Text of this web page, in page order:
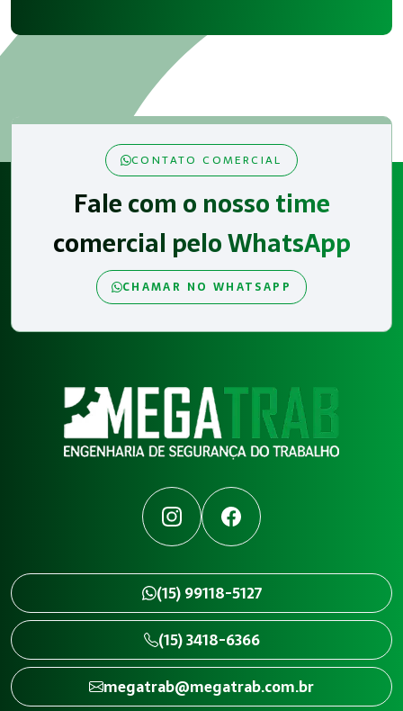
CONTATO COMERCIAL
Fale com o nosso time
comercial pelo WhatsApp
CHAMAR NO WHATSAPP
InstagramFacebook
(15) 99118-5127
(15) 3418-6366
megatrab@megatrab.com.br